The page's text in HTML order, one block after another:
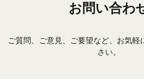
お問い合わ
ご質問、ご意見、ご要望など、お気軽
さい。